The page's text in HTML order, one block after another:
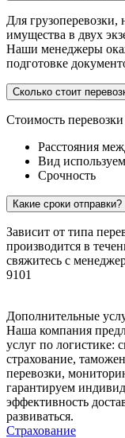
Для грузоперевозки,
имущества в двух
Наши менеджеры
подготовке
Сколько стоит
Стоимость
Расстояния
Вид
Срочность
Какие сроки отправки?
Зависит от типа
производится в
свяжитесь с
9101
Дополнительные
Наша компания
услуг по логистике:
страхование,
перевозки,
гарантируем
эффективность
развиваться.
Страхование